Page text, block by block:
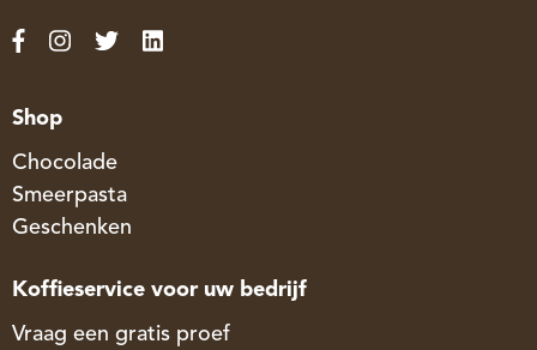
Shop
Chocolade
Smeerpasta
Geschenken
Koffieservice voor uw bedrijf
Vraag een gratis proef